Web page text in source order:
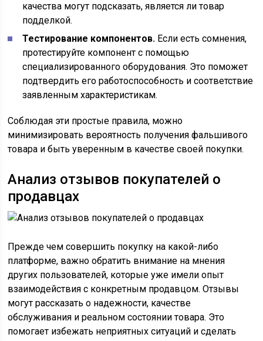
качества могут подсказать, является ли товар
подделкой.
Тестирование компонентов. Если есть сомнения,
протестируйте компонент с помощью
специализированного оборудования. Это поможет
подтвердить его работоспособность и соответствие
заявленным характеристикам.
Соблюдая эти простые правила, можно
минимизировать вероятность получения фальшивого
товара и быть уверенным в качестве своей покупки.
Анализ отзывов покупателей о
продавцах
Прежде чем совершить покупку на какой-либо
платформе, важно обратить внимание на мнения
других пользователей, которые уже имели опыт
взаимодействия с конкретным продавцом. Отзывы
могут рассказать о надежности, качестве
обслуживания и реальном состоянии товара. Это
помогает избежать неприятных ситуаций и сделать